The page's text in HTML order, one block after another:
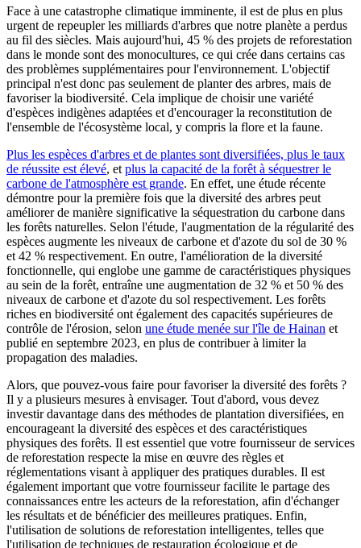
Face à une catastrophe climatique imminente, il est de plus en plus
urgent de repeupler les milliards d'arbres que notre planète a perdus
au fil des siècles. Mais aujourd'hui, 45 % des projets de reforestation
dans le monde sont des monocultures, ce qui crée dans certains cas
des problèmes supplémentaires pour l'environnement. L'objectif
principal n'est donc pas seulement de planter des arbres, mais de
favoriser la biodiversité. Cela implique de choisir une variété
d'espèces indigènes adaptées et d'encourager la reconstitution de
l'ensemble de l'écosystème local, y compris la flore et la faune.
Plus les espèces d'arbres et de plantes sont diversifiées, plus le taux
de réussite est élevé, et plus la capacité de la forêt à séquestrer le
carbone de l'atmosphère est grande. En effet, une étude récente
démontre pour la première fois que la diversité des arbres peut
améliorer de manière significative la séquestration du carbone dans
les forêts naturelles. Selon l'étude, l'augmentation de la régularité des
espèces augmente les niveaux de carbone et d'azote du sol de 30 %
et 42 % respectivement. En outre, l'amélioration de la diversité
fonctionnelle, qui englobe une gamme de caractéristiques physiques
au sein de la forêt, entraîne une augmentation de 32 % et 50 % des
niveaux de carbone et d'azote du sol respectivement. Les forêts
riches en biodiversité ont également des capacités supérieures de
contrôle de l'érosion, selon une étude menée sur l'île de Hainan et
publié en septembre 2023, en plus de contribuer à limiter la
propagation des maladies.
Alors, que pouvez-vous faire pour favoriser la diversité des forêts ?
Il y a plusieurs mesures à envisager. Tout d'abord, vous devez
investir davantage dans des méthodes de plantation diversifiées, en
encourageant la diversité des espèces et des caractéristiques
physiques des forêts. Il est essentiel que votre fournisseur de services
de reforestation respecte la mise en œuvre des règles et
réglementations visant à appliquer des pratiques durables. Il est
également important que votre fournisseur facilite le partage des
connaissances entre les acteurs de la reforestation, afin d'échanger
les résultats et de bénéficier des meilleures pratiques. Enfin,
l'utilisation de solutions de reforestation intelligentes, telles que
l'utilisation de techniques de restauration écologique et de